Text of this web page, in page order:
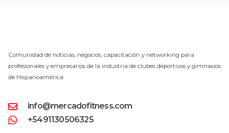
Comunidad de noticias, negocios, capacitación y networking para
profesionales y empresarios de la industria de clubes deportivos y gimnasios
de Hispanoamérica.
info@mercadofitness.com
+5491130506325